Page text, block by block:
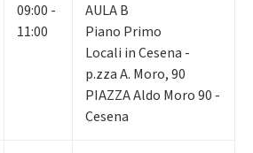
09:00 -
11:00
AULA B
Piano Primo
Locali in Cesena -
p.zza A. Moro, 90
PIAZZA Aldo Moro 90 -
Cesena